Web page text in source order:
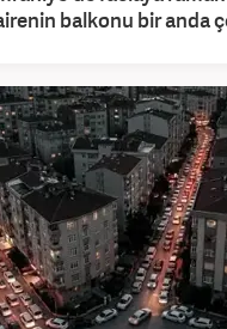
balkonu bir anda